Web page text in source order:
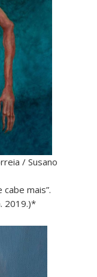
/ Susano
mais”.
2019.)*